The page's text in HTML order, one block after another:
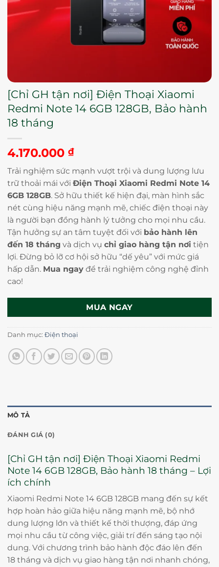
[Chỉ GH tận nơi] Điện Thoại Xiaomi
Redmi Note 14 6GB 128GB, Bảo hành
18 tháng
4.170.000 ₫
Trải nghiệm sức mạnh vượt trội và dung lượng lưu
trữ thoải mái với Điện Thoại Xiaomi Redmi Note 14
6GB 128GB. Sở hữu thiết kế hiện đại, màn hình sắc
nét cùng hiệu năng mạnh mẽ, chiếc điện thoại này
là người bạn đồng hành lý tưởng cho mọi nhu cầu.
Tận hưởng sự an tâm tuyệt đối với bảo hành lên
đến 18 tháng và dịch vụ chỉ giao hàng tận nơi tiện
lợi. Đừng bỏ lỡ cơ hội sở hữu “dế yêu” với mức giá
hấp dẫn. Mua ngay để trải nghiệm công nghệ đỉnh
cao!
MUA NGAY
Danh mục: Điện thoại
MÔ TẢ
ĐÁNH GIÁ (0)
[Chỉ GH tận nơi] Điện Thoại Xiaomi Redmi
Note 14 6GB 128GB, Bảo hành 18 tháng – Lợi
ích chính
Xiaomi Redmi Note 14 6GB 128GB mang đến sự kết
hợp hoàn hảo giữa hiệu năng mạnh mẽ, bộ nhớ
dung lượng lớn và thiết kế thời thượng, đáp ứng
mọi nhu cầu từ công việc, giải trí đến sáng tạo nội
dung. Với chương trình bảo hành độc đáo lên đến
18 tháng và dịch vụ giao hàng tận nơi nhanh chóng,